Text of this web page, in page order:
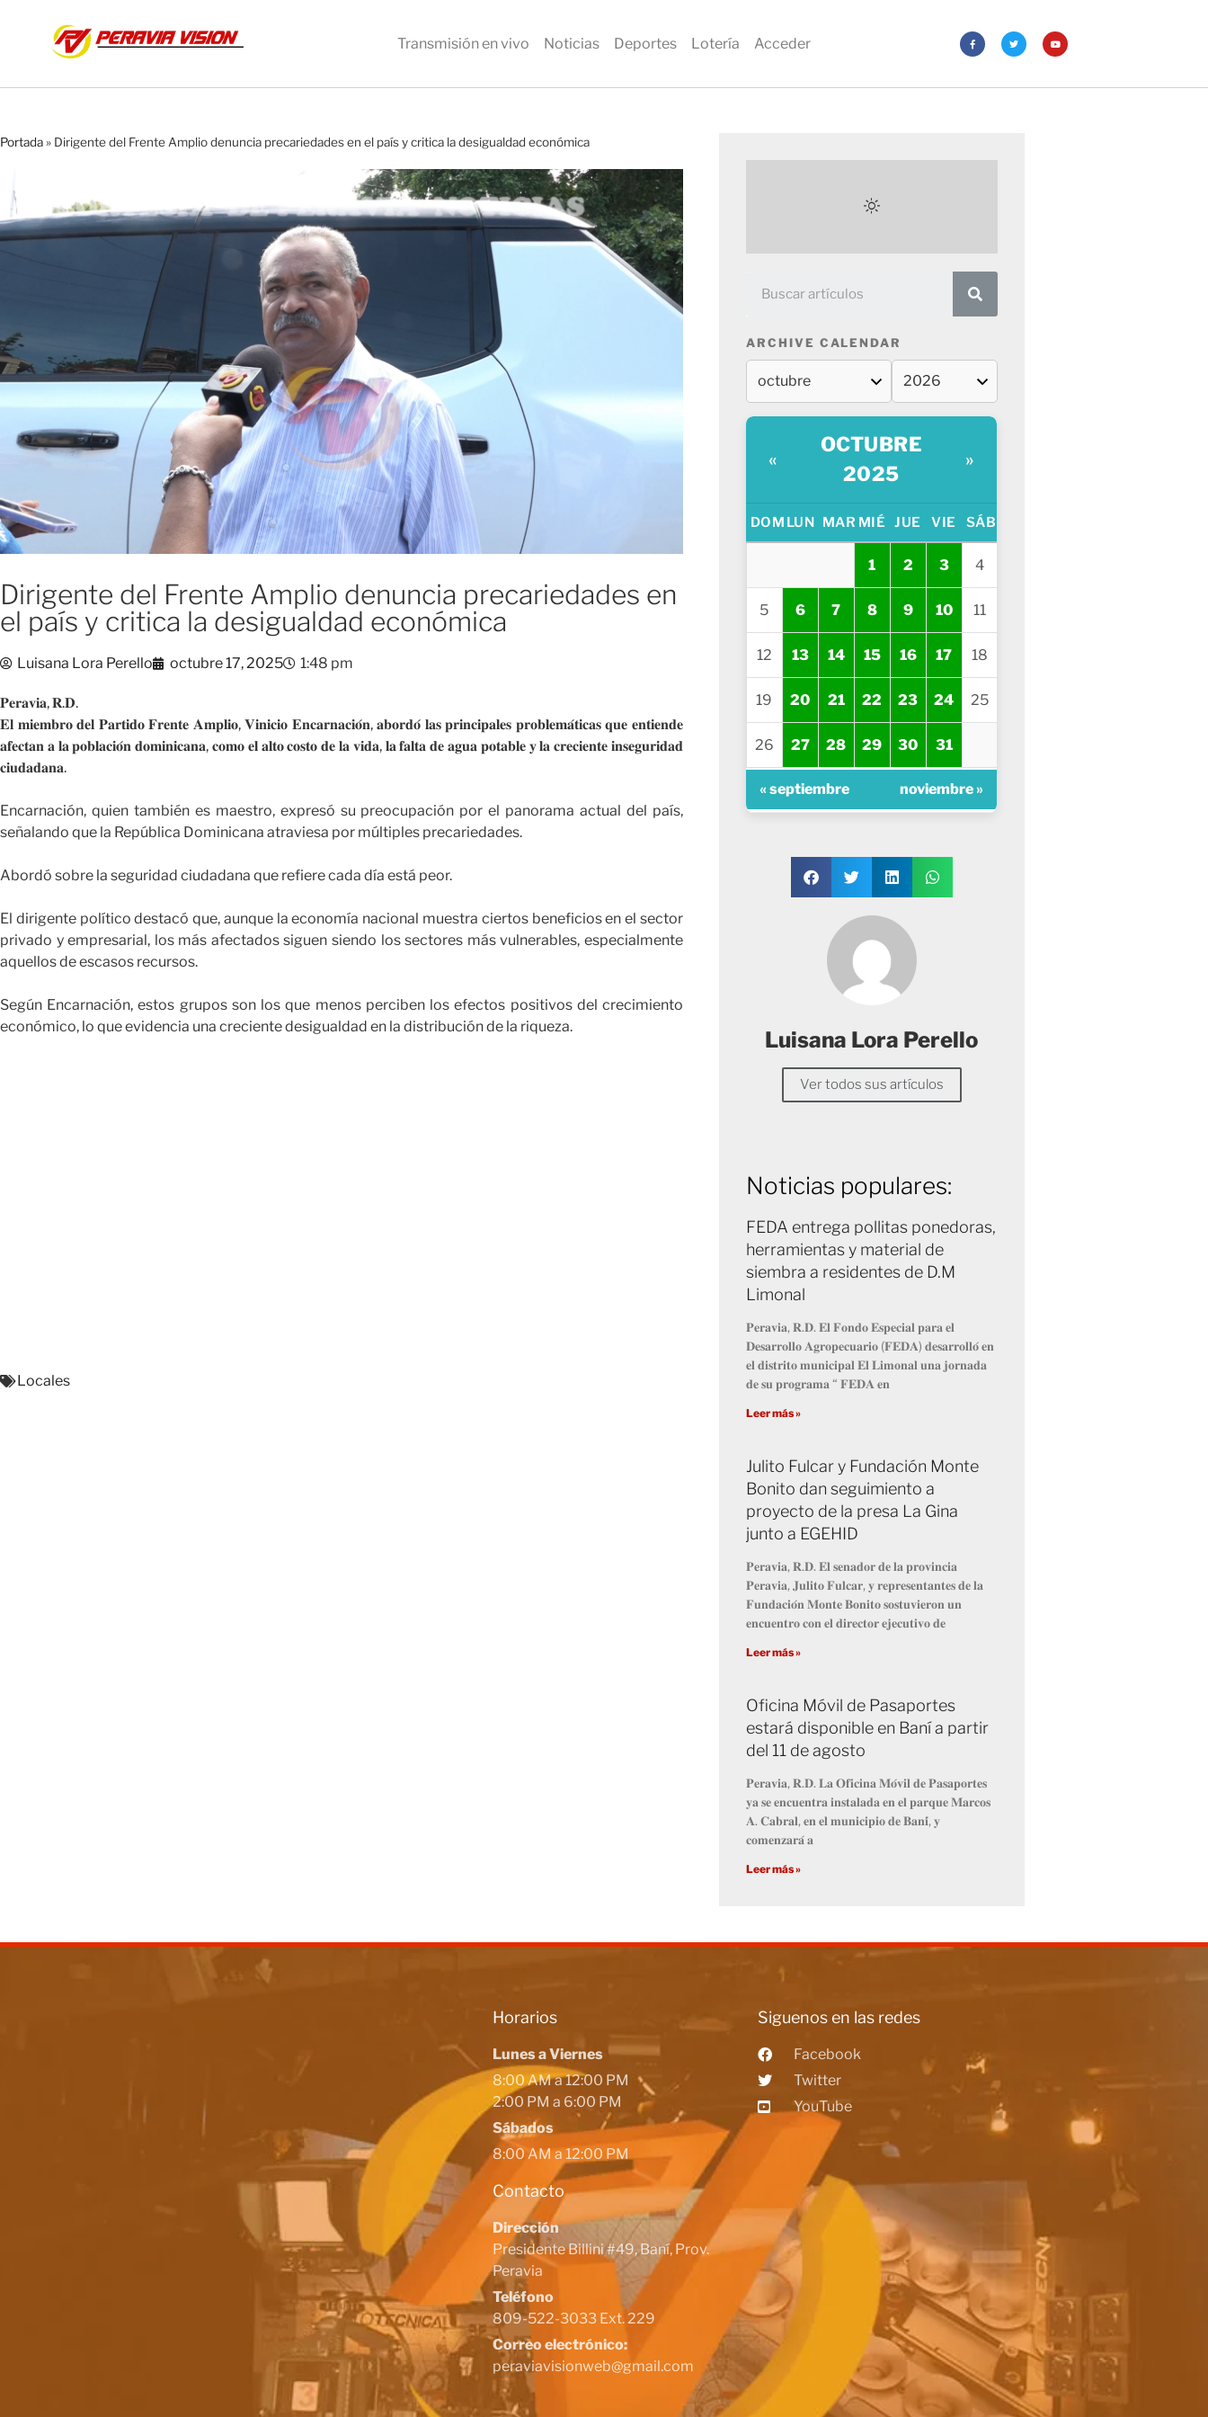
Transmisión en vivo Noticias Deportes Lotería Acceder
Portada» Dirigente del Frente Amplio denuncia precariedades en el país y critica la desigualdad económica
Dirigente del Frente Amplio denuncia precariedades en
el país y critica la desigualdad económica
Luisana Lora Perello octubre 17, 2025 1:48 pm
𝐏𝐞𝐫𝐚𝐯𝐢𝐚, 𝐑.𝐃.
𝐄𝐥 𝐦𝐢𝐞𝐦𝐛𝐫𝐨 𝐝𝐞𝐥 𝐏𝐚𝐫𝐭𝐢𝐝𝐨 𝐅𝐫𝐞𝐧𝐭𝐞 𝐀𝐦𝐩𝐥𝐢𝐨, 𝐕𝐢𝐧𝐢𝐜𝐢𝐨 𝐄𝐧𝐜𝐚𝐫𝐧𝐚𝐜𝐢𝐨́𝐧, 𝐚𝐛𝐨𝐫𝐝𝐨́ 𝐥𝐚𝐬 𝐩𝐫𝐢𝐧𝐜𝐢𝐩𝐚𝐥𝐞𝐬 𝐩𝐫𝐨𝐛𝐥𝐞𝐦𝐚́𝐭𝐢𝐜𝐚𝐬 𝐪𝐮𝐞 𝐞𝐧𝐭𝐢𝐞𝐧𝐝𝐞
𝐚𝐟𝐞𝐜𝐭𝐚𝐧 𝐚 𝐥𝐚 𝐩𝐨𝐛𝐥𝐚𝐜𝐢𝐨́𝐧 𝐝𝐨𝐦𝐢𝐧𝐢𝐜𝐚𝐧𝐚, 𝐜𝐨𝐦𝐨 𝐞𝐥 𝐚𝐥𝐭𝐨 𝐜𝐨𝐬𝐭𝐨 𝐝𝐞 𝐥𝐚 𝐯𝐢𝐝𝐚, 𝐥𝐚 𝐟𝐚𝐥𝐭𝐚 𝐝𝐞 𝐚𝐠𝐮𝐚 𝐩𝐨𝐭𝐚𝐛𝐥𝐞 𝐲 𝐥𝐚 𝐜𝐫𝐞𝐜𝐢𝐞𝐧𝐭𝐞 𝐢𝐧𝐬𝐞𝐠𝐮𝐫𝐢𝐝𝐚𝐝
𝐜𝐢𝐮𝐝𝐚𝐝𝐚𝐧𝐚.
Encarnación, quien también es maestro, expresó su preocupación por el panorama actual del país,
señalando que la República Dominicana atraviesa por múltiples precariedades.
Abordó sobre la seguridad ciudadana que refiere cada día está peor.
El dirigente político destacó que, aunque la economía nacional muestra ciertos beneficios en el sector
privado y empresarial, los más afectados siguen siendo los sectores más vulnerables, especialmente
aquellos de escasos recursos.
Según Encarnación, estos grupos son los que menos perciben los efectos positivos del crecimiento
económico, lo que evidencia una creciente desigualdad en la distribución de la riqueza.
Locales
ARCHIVE CALENDAR
«
OCTUBRE
2025
»
DOM LUN MAR MIÉ JUE VIE SÁB
1 2 3 4
5 6 7 8 9 10 11
12 13 14 15 16 17 18
19 20 21 22 23 24 25
26 27 28 29 30 31
« septiembre noviembre »
Luisana Lora Perello
Ver todos sus artículos
Noticias populares:
FEDA entrega pollitas ponedoras,
herramientas y material de
siembra a residentes de D.M
Limonal
𝐏𝐞𝐫𝐚𝐯𝐢𝐚, 𝐑.𝐃. 𝐄𝐥 𝐅𝐨𝐧𝐝𝐨 𝐄𝐬𝐩𝐞𝐜𝐢𝐚𝐥 𝐩𝐚𝐫𝐚 𝐞𝐥
𝐃𝐞𝐬𝐚𝐫𝐫𝐨𝐥𝐥𝐨 𝐀𝐠𝐫𝐨𝐩𝐞𝐜𝐮𝐚𝐫𝐢𝐨 (𝐅𝐄𝐃𝐀) 𝐝𝐞𝐬𝐚𝐫𝐫𝐨𝐥𝐥𝐨́ 𝐞𝐧
𝐞𝐥 𝐝𝐢𝐬𝐭𝐫𝐢𝐭𝐨 𝐦𝐮𝐧𝐢𝐜𝐢𝐩𝐚𝐥 𝐄𝐥 𝐋𝐢𝐦𝐨𝐧𝐚𝐥 𝐮𝐧𝐚 𝐣𝐨𝐫𝐧𝐚𝐝𝐚
𝐝𝐞 𝐬𝐮 𝐩𝐫𝐨𝐠𝐫𝐚𝐦𝐚 “ 𝐅𝐄𝐃𝐀 𝐞𝐧
Leer más »
Julito Fulcar y Fundación Monte
Bonito dan seguimiento a
proyecto de la presa La Gina
junto a EGEHID
𝐏𝐞𝐫𝐚𝐯𝐢𝐚, 𝐑.𝐃. 𝐄𝐥 𝐬𝐞𝐧𝐚𝐝𝐨𝐫 𝐝𝐞 𝐥𝐚 𝐩𝐫𝐨𝐯𝐢𝐧𝐜𝐢𝐚
𝐏𝐞𝐫𝐚𝐯𝐢𝐚, 𝐉𝐮𝐥𝐢𝐭𝐨 𝐅𝐮𝐥𝐜𝐚𝐫, 𝐲 𝐫𝐞𝐩𝐫𝐞𝐬𝐞𝐧𝐭𝐚𝐧𝐭𝐞𝐬 𝐝𝐞 𝐥𝐚
𝐅𝐮𝐧𝐝𝐚𝐜𝐢𝐨́𝐧 𝐌𝐨𝐧𝐭𝐞 𝐁𝐨𝐧𝐢𝐭𝐨 𝐬𝐨𝐬𝐭𝐮𝐯𝐢𝐞𝐫𝐨𝐧 𝐮𝐧
𝐞𝐧𝐜𝐮𝐞𝐧𝐭𝐫𝐨 𝐜𝐨𝐧 𝐞𝐥 𝐝𝐢𝐫𝐞𝐜𝐭𝐨𝐫 𝐞𝐣𝐞𝐜𝐮𝐭𝐢𝐯𝐨 𝐝𝐞
Leer más »
Oficina Móvil de Pasaportes
estará disponible en Baní a partir
del 11 de agosto
𝐏𝐞𝐫𝐚𝐯𝐢𝐚, 𝐑.𝐃. 𝐋𝐚 𝐎𝐟𝐢𝐜𝐢𝐧𝐚 𝐌𝐨́𝐯𝐢𝐥 𝐝𝐞 𝐏𝐚𝐬𝐚𝐩𝐨𝐫𝐭𝐞𝐬
𝐲𝐚 𝐬𝐞 𝐞𝐧𝐜𝐮𝐞𝐧𝐭𝐫𝐚 𝐢𝐧𝐬𝐭𝐚𝐥𝐚𝐝𝐚 𝐞𝐧 𝐞𝐥 𝐩𝐚𝐫𝐪𝐮𝐞 𝐌𝐚𝐫𝐜𝐨𝐬
𝐀. 𝐂𝐚𝐛𝐫𝐚𝐥, 𝐞𝐧 𝐞𝐥 𝐦𝐮𝐧𝐢𝐜𝐢𝐩𝐢𝐨 𝐝𝐞 𝐁𝐚𝐧𝐢́, 𝐲
𝐜𝐨𝐦𝐞𝐧𝐳𝐚𝐫𝐚́ 𝐚
Leer más »
Horarios
Lunes a Viernes
8:00 AM a 12:00 PM
2:00 PM a 6:00 PM
Sábados
8:00 AM a 12:00 PM
Contacto
Dirección
Presidente Billini #49, Baní, Prov.
Peravia
Teléfono
809-522-3033 Ext. 229
Correo electrónico:
peraviavisionweb@gmail.com
Siguenos en las redes
Facebook
Twitter
YouTube